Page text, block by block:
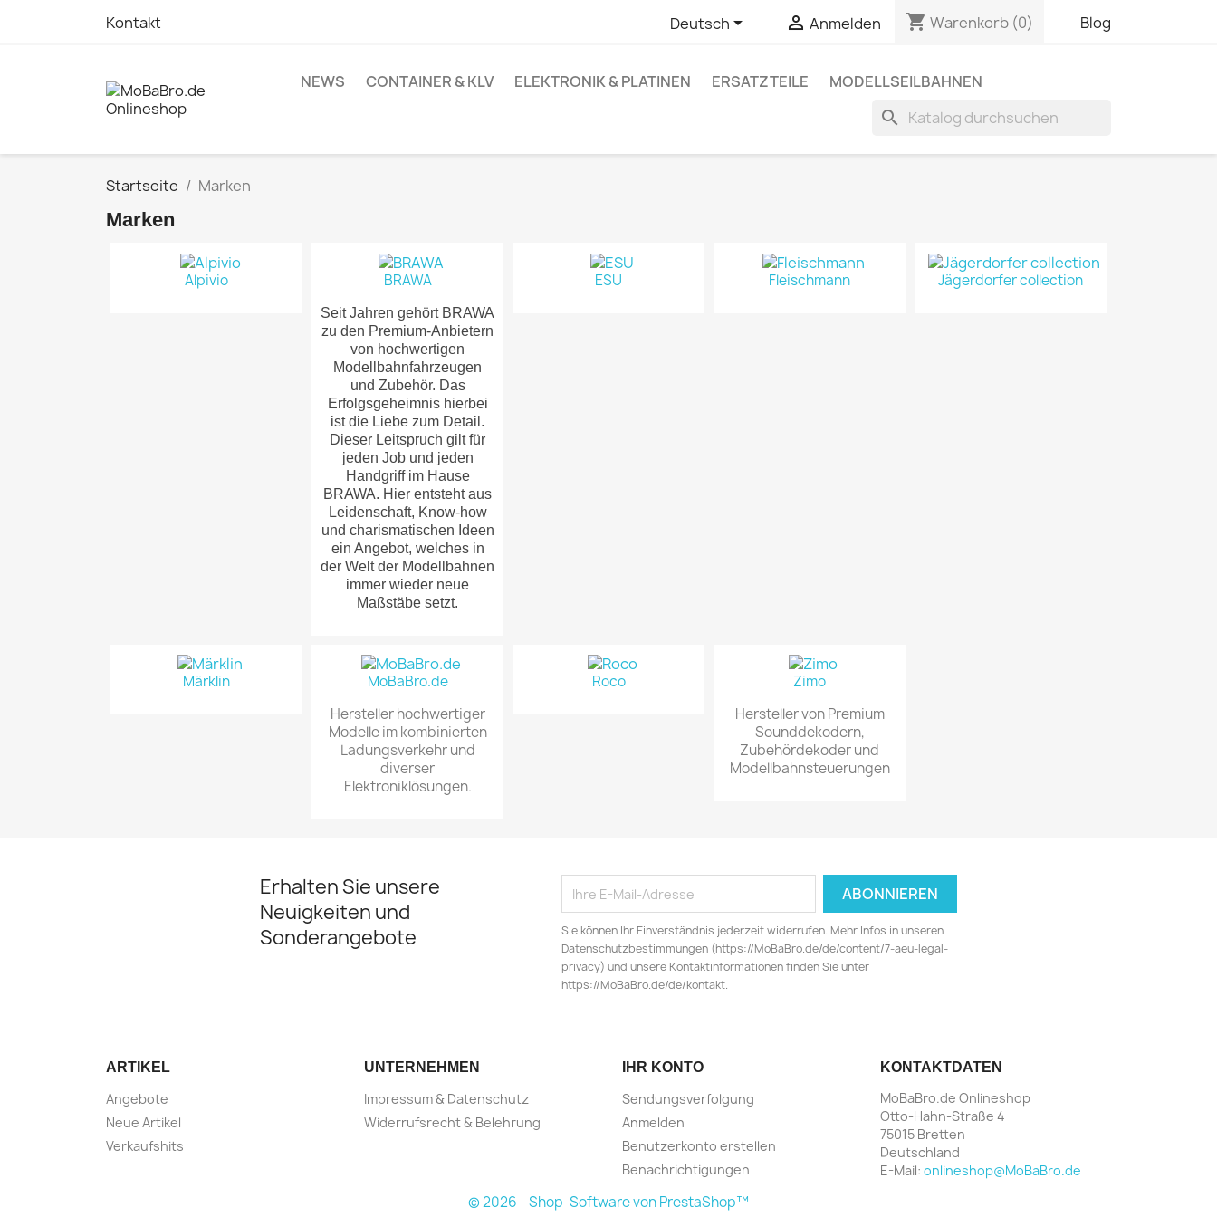
Kontakt Deutsch  Anmelden shopping_cart Warenkorb (0) Blog
NEWS CONTAINER & KLV ELEKTRONIK & PLATINEN ERSATZTEILE MODELLSEILBAHNEN
search
Startseite Marken
Marken
Alpivio BRAWA
Seit Jahren gehört BRAWA
zu den Premium-Anbietern
von hochwertigen
Modellbahnfahrzeugen
und Zubehör. Das
Erfolgsgeheimnis hierbei
ist die Liebe zum Detail.
Dieser Leitspruch gilt für
jeden Job und jeden
Handgriff im Hause
BRAWA. Hier entsteht aus
Leidenschaft, Know-how
und charismatischen Ideen
ein Angebot, welches in
der Welt der Modellbahnen
immer wieder neue
Maßstäbe setzt.
ESU Fleischmann Jägerdorfer collection
Märklin
MoBaBro.de
Hersteller hochwertiger
Modelle im kombinierten
Ladungsverkehr und
diverser
Elektroniklösungen.
Roco
Zimo
Hersteller von Premium
Sounddekodern,
Zubehördekoder und
Modellbahnsteuerungen
Erhalten Sie unsere
Neuigkeiten und
Sonderangebote
Sie können Ihr Einverständnis jederzeit widerrufen. Mehr Infos in unseren
Datenschutzbestimmungen (https://MoBaBro.de/de/content/7-aeu-legal-
privacy) und unsere Kontaktinformationen finden Sie unter
https://MoBaBro.de/de/kontakt.
ARTIKEL
Angebote
Neue Artikel
Verkaufshits
UNTERNEHMEN
Impressum & Datenschutz
Widerrufsrecht & Belehrung
IHR KONTO
Sendungsverfolgung
Anmelden
Benutzerkonto erstellen
Benachrichtigungen
KONTAKTDATEN
MoBaBro.de Onlineshop
Otto-Hahn-Straße 4
75015 Bretten
Deutschland
E-Mail: onlineshop@MoBaBro.de
© 2026 - Shop-Software von PrestaShop™